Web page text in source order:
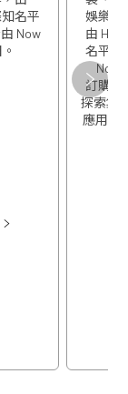
知名平
Now
娛樂包
由
名平台
Now
訂購歐
探索集
應用程
關閉